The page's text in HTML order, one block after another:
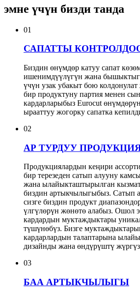
эмне үчүн бизди танда
01
САПАТТЫ
Биздин өнүмдөр катуу сапат
ишенимдүүлүгүн жана
үчүн узак убакыт бою
бир продуктуну партия менен
кардарларыбыз Eurocut
ырааттуу жогорку сапатка
02
АР ТУРДУУ
Продукциялардын кеңири
бир терезеден сатып алууну
жана ылайыкташтырылган
биздин артыкчылыгыбыз. Сатып
сизге биздин продукт
үлгүлөрүн жөнөтө алабыз. Ошол
кардардын муктаждыктары
түшүнөбүз. Бизге
кардарлардын талаптарына
дизайнды жана өндүрүштү
03
БАА АРТЫКЧЫЛЫГЫ